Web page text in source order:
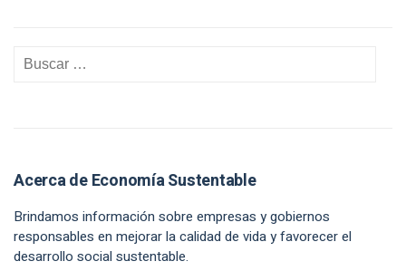
Acerca de Economía Sustentable
Brindamos información sobre empresas y gobiernos
responsables en mejorar la calidad de vida y favorecer el
desarrollo social sustentable.